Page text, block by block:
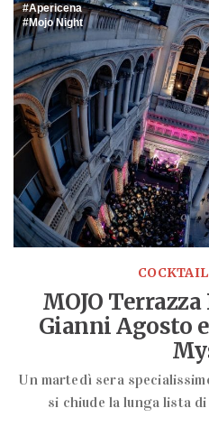
Apericena
Mojo Night
MOJO Terrazza
Gianni Agosto
Un martedì sera
si chiude la lunga lista